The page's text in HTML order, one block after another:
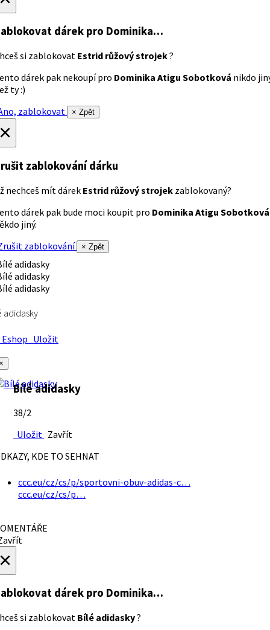
dárek pro Dominika…
si zablokovat Estrid růžový strojek?
dárek pak nekoupí pro Dominika Atigu Sobotková nikdo
ty :)
zablokovat
× Zpět
zablokování dárku
nechceš mít dárek Estrid růžový strojek zablokovaný?
dárek pak bude moci koupit pro Dominika Atigu Sobotková
jiný.
zablokování
× Zpět
adidasky
Uložit
Bílé adidasky
38/2
Uložit Zavřít
KDE TO SEHNAT
ccc.eu/cz/cs/p/sportovni-obuv-adidas-c…
ccc.eu/cz/cs/p…
dárek pro Dominika…
si zablokovat Bílé adidasky?